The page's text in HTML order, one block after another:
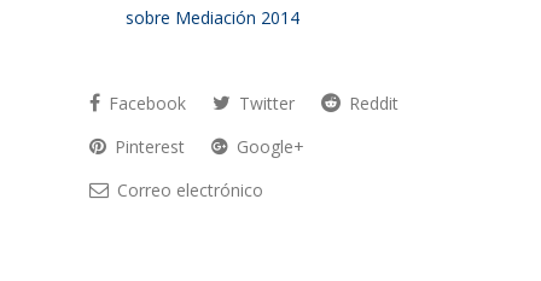
sobre Mediación 2014
Facebook Twitter
Reddit
Pinterest
Google+
Correo electrónico